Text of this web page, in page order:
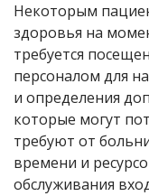
Некоторым
здоровья на
требуется
персоналом для
и определения
которые могут
требуют от
времени и
обслуживания